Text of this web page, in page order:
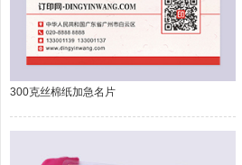
300克丝棉纸加急名片